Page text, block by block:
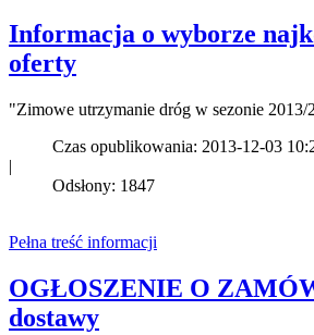
Informacja o wyborze
oferty
"Zimowe utrzymanie dróg w sezonie 2013/
Czas opublikowania: 2013-12-03
|
Odsłony: 1847
Pełna treść informacji
OGŁOSZENIE O
dostawy